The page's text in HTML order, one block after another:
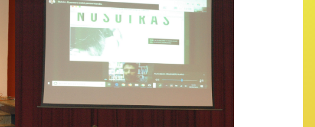
Mr Rubén Guerrero Castilla: ‘We.
For the equality and visibility of